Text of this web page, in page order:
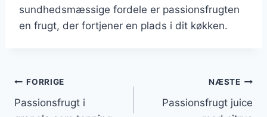
sundhedsmæssige fordele er passionsfrugten
en frugt, der fortjener en plads i dit køkken.
Indlægsnavigation
FORRIGE
Passionsfrugt i
NÆSTE
Passionsfrugt juice